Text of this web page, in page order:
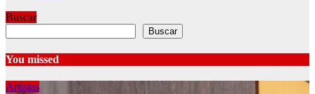
Buscar
Buscar
You missed
Artistas